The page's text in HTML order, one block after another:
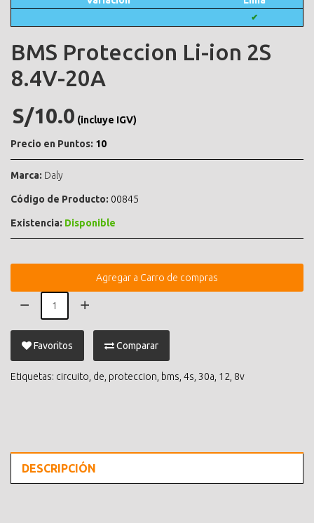
✔
BMS Proteccion Li-ion 2S
8.4V-20A
S/10.0 (incluye IGV)
Precio en Puntos: 10
Marca: Daly
Código de Producto: 00845
Existencia: Disponible
Agregar a Carro de compras
Favoritos Comparar
Etiquetas: circuito de proteccion bms 4s 30a 12 8v
DESCRIPCIÓN